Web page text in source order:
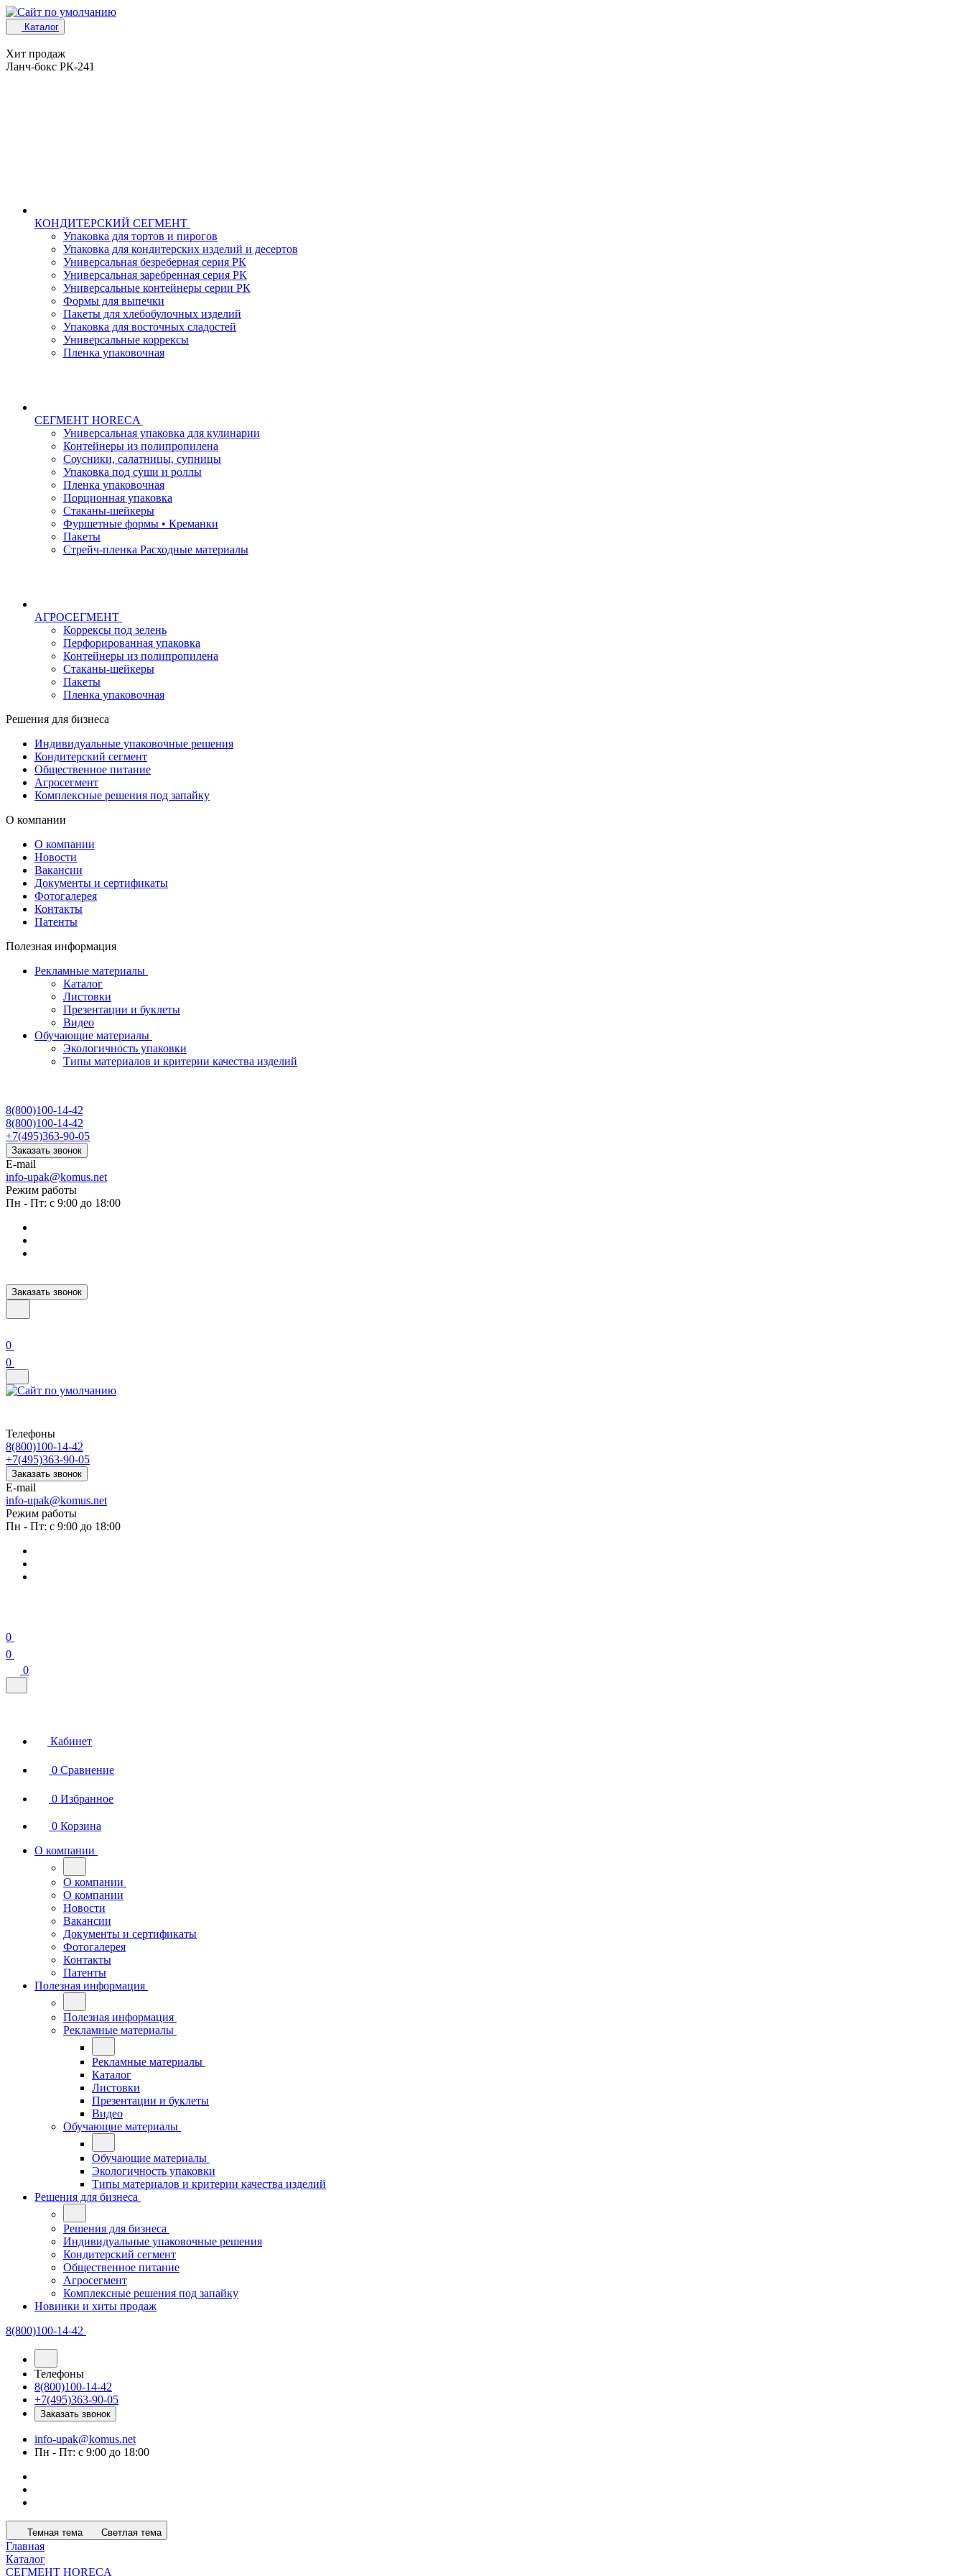
Каталог
Хит продаж
Ланч-бокс РК-241
КОНДИТЕРСКИЙ СЕГМЕНТ
Упаковка для тортов и пирогов
Упаковка для кондитерских изделий и десертов
Универсальная безреберная серия РК
Универсальная заребренная серия РК
Универсальные контейнеры серии РК
Формы для выпечки
Пакеты для хлебобулочных изделий
Упаковка для восточных сладостей
Универсальные коррексы
Пленка упаковочная
СЕГМЕНТ HORECA
Универсальная упаковка для кулинарии
Контейнеры из полипропилена
Соусники, салатницы, супницы
Упаковка под суши и роллы
Пленка упаковочная
Порционная упаковка
Стаканы-шейкеры
Фуршетные формы • Креманки
Пакеты
Стрейч-пленка Расходные материалы
АГРОСЕГМЕНТ
Коррексы под зелень
Перфорированная упаковка
Контейнеры из полипропилена
Стаканы-шейкеры
Пакеты
Пленка упаковочная
Решения для бизнеса
Индивидуальные упаковочные решения
Кондитерский сегмент
Общественное питание
Агросегмент
Комплексные решения под запайку
О компании
О компании
Новости
Вакансии
Документы и сертификаты
Фотогалерея
Контакты
Патенты
Полезная информация
Рекламные материалы
Каталог
Листовки
Презентации и буклеты
Видео
Обучающие материалы
Экологичность упаковки
Типы материалов и критерии качества изделий
8(800)100-14-42
8(800)100-14-42
+7(495)363-90-05
Заказать звонок
E-mail
info-upak@komus.net
Режим работы
Пн - Пт: с 9:00 до 18:00
Заказать звонок
0
0
Телефоны
8(800)100-14-42
+7(495)363-90-05
Заказать звонок
E-mail
info-upak@komus.net
Режим работы
Пн - Пт: с 9:00 до 18:00
0
0
0
Кабинет
0 Сравнение
0 Избранное
0 Корзина
О компании
О компании
О компании
Новости
Вакансии
Документы и сертификаты
Фотогалерея
Контакты
Патенты
Полезная информация
Полезная информация
Рекламные материалы
Рекламные материалы
Каталог
Листовки
Презентации и буклеты
Видео
Обучающие материалы
Обучающие материалы
Экологичность упаковки
Типы материалов и критерии качества изделий
Решения для бизнеса
Решения для бизнеса
Индивидуальные упаковочные решения
Кондитерский сегмент
Общественное питание
Агросегмент
Комплексные решения под запайку
Новинки и хиты продаж
8(800)100-14-42
Телефоны
8(800)100-14-42
+7(495)363-90-05
Заказать звонок
info-upak@komus.net
Пн - Пт: с 9:00 до 18:00
Темная тема Светлая тема
Главная
Каталог
СЕГМЕНТ HORECA